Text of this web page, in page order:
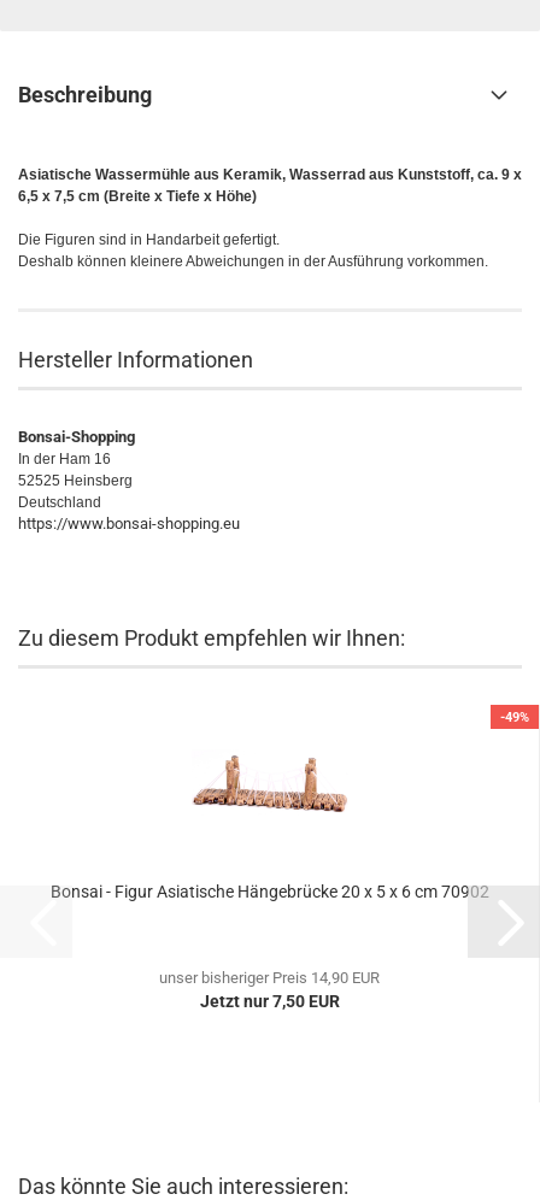
Beschreibung
Asiatische Wassermühle aus Keramik, Wasserrad aus Kunststoff, ca. 9 x
6,5 x 7,5 cm (Breite x Tiefe x Höhe)
Die Figuren sind in Handarbeit gefertigt.
Deshalb können kleinere Abweichungen in der Ausführung vorkommen.
Hersteller Informationen
Bonsai-Shopping
In der Ham 16
52525 Heinsberg
Deutschland
https://www.bonsai-shopping.eu
Zu diesem Produkt empfehlen wir Ihnen:
-49%
Bonsai - Figur Asiatische Hängebrücke 20 x 5 x 6 cm 70902
unser bisheriger Preis 14,90 EUR
Jetzt nur 7,50 EUR
Das könnte Sie auch interessieren: